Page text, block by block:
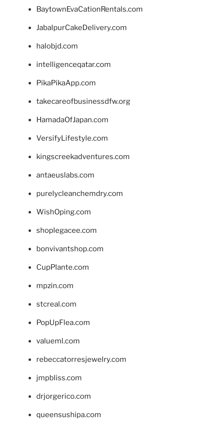
BaytownEvaCationRentals.com
JabalpurCakeDelivery.com
halobjd.com
intelligenceqatar.com
PikaPikaApp.com
takecareofbusinessdfw.org
HamadaOfJapan.com
VersifyLifestyle.com
kingscreekadventures.com
antaeuslabs.com
purelycleanchemdry.com
WishOping.com
shoplegacee.com
bonvivantshop.com
CupPlante.com
mpzin.com
stcreal.com
PopUpFlea.com
valueml.com
rebeccatorresjewelry.com
jmpbliss.com
drjorgerico.com
queensushipa.com